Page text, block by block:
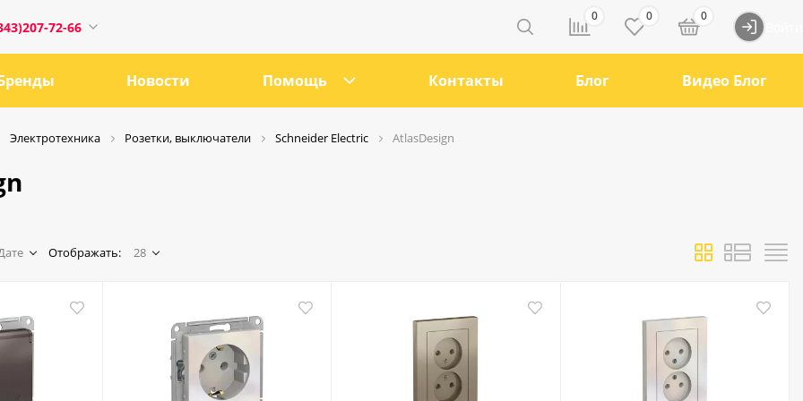
72-66
21
0 0 0
Новости Помощь Контакты Блог Видео Блог
Электротехника Розетки, выключатели Schneider Electric AtlasDesign
Отображать: 28